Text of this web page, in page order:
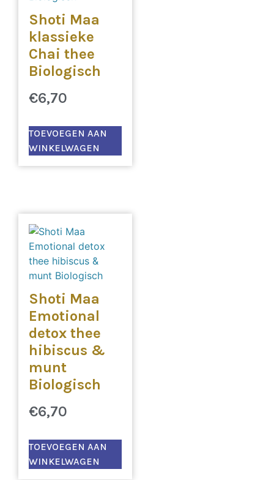
Shoti Maa
klassieke
Chai thee
Biologisch
€6,70
TOEVOEGEN AAN
WINKELWAGEN
Shoti Maa
Emotional
detox thee
hibiscus &
munt
Biologisch
€6,70
TOEVOEGEN AAN
WINKELWAGEN